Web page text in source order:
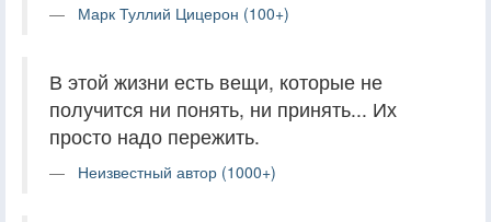
Марк Туллий Цицерон (100+)
В этой жизни есть вещи, которые не
получится ни понять, ни принять... Их
просто надо пережить.
Неизвестный автор (1000+)